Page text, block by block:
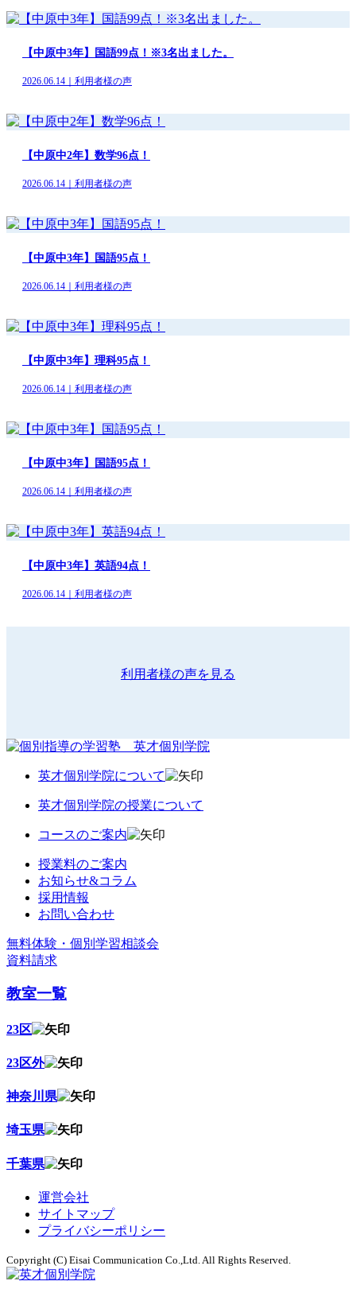
【中原中3年】国語99点！※3名出ました。
2026.06.14｜利用者様の声
【中原中2年】数学96点！
2026.06.14｜利用者様の声
【中原中3年】国語95点！
2026.06.14｜利用者様の声
【中原中3年】理科95点！
2026.06.14｜利用者様の声
【中原中3年】国語95点！
2026.06.14｜利用者様の声
【中原中3年】英語94点！
2026.06.14｜利用者様の声
利用者様の声を見る
英才個別学院について
英才個別学院の授業について
コースのご案内
授業料のご案内
お知らせ&コラム
採用情報
お問い合わせ
無料体験・個別学習相談会
資料請求
教室一覧
23区
23区外
神奈川県
埼玉県
千葉県
運営会社
サイトマップ
プライバシーポリシー
Copyright (C) Eisai Communication Co.,Ltd. All Rights Reserved.